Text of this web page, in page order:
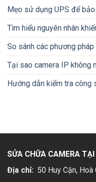
Mẹo sử dụng UPS để
Tìm hiểu nguyên nhân
So sánh các phương
Tại sao camera IP không
Hướng dẫn kiểm tra công
SỬA CHỮA CAMERA
Địa chỉ: 50 Huy Cận,